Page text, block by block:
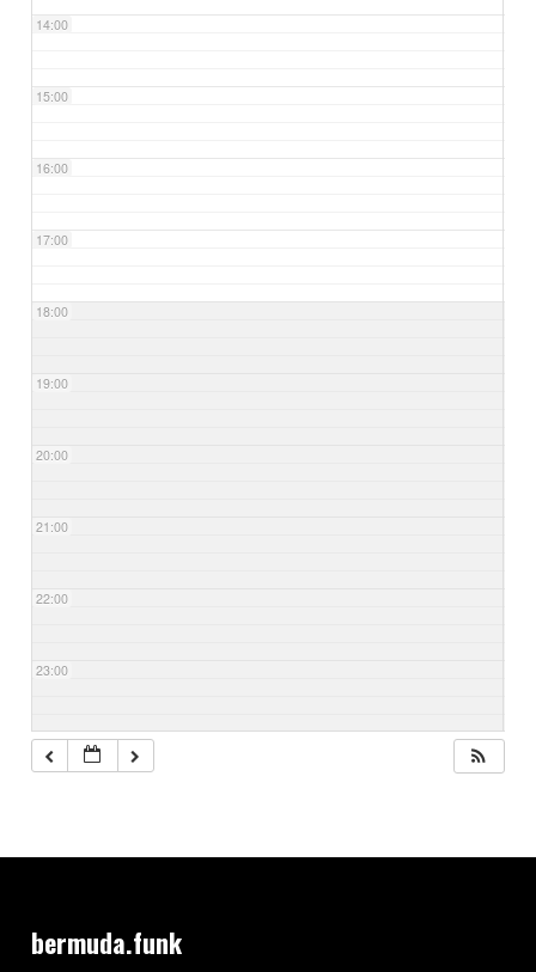
14:00
15:00
16:00
17:00
18:00
19:00
20:00
21:00
22:00
23:00
bermuda.funk